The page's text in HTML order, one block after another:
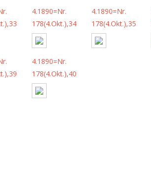
4.1890=Nr.
178(4.Okt.),34
4.1890=Nr.
178(4.Okt.),35
4.1890=Nr.
178(4.Okt.),40